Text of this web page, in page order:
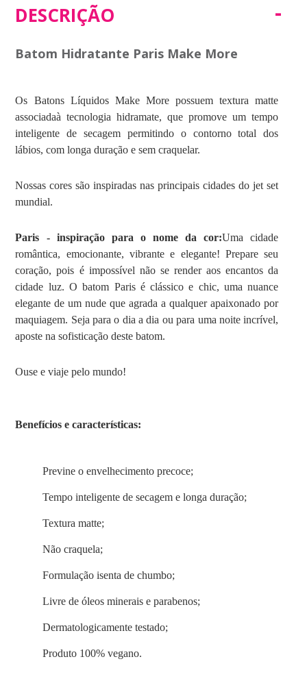
DESCRIÇÃO
Batom Hidratante Paris Make More
Os Batons Líquidos Make More possuem textura matte
associadaà tecnologia hidramate, que promove um tempo
inteligente de secagem permitindo o contorno total dos
lábios, com longa duração e sem craquelar.
Nossas cores são inspiradas nas principais cidades do jet set
mundial.
Paris - inspiração para o nome da cor:Uma cidade
romântica, emocionante, vibrante e elegante! Prepare seu
coração, pois é impossível não se render aos encantos da
cidade luz. O batom Paris é clássico e chic, uma nuance
elegante de um nude que agrada a qualquer apaixonado por
maquiagem. Seja para o dia a dia ou para uma noite incrível,
aposte na sofisticação deste batom.
Ouse e viaje pelo mundo!
Benefícios e características:
Previne o envelhecimento precoce;
Tempo inteligente de secagem e longa duração;
Textura matte;
Não craquela;
Formulação isenta de chumbo;
Livre de óleos minerais e parabenos;
Dermatologicamente testado;
Produto 100% vegano.